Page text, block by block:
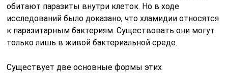
обитают паразиты внутри клеток. Но в ходе
исследований было доказано, что хламидии относятся
к паразитарным бактериям. Существовать они могут
только лишь в живой бактериальной среде.
Существует две основные формы этих